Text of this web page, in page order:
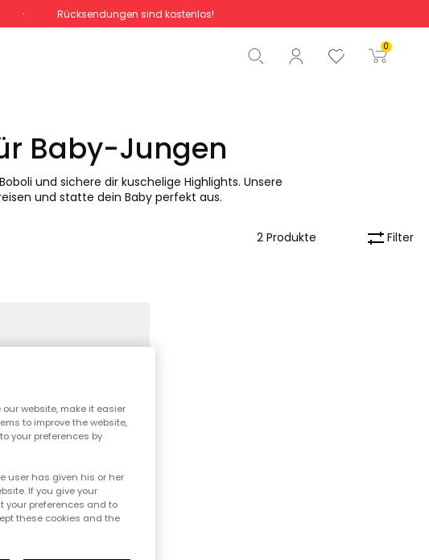
Rücksendungen sind kostenlos!
0
Gesamtbetrag 0,00 €
Start der Bestellung
Baby-Jungen
und sichere dir kuschelige Highlights. Unsere
und statte dein Baby perfekt aus.
Filter
2 Produkte
website, make it easier
to improve the website,
your preferences by
user has given his or her
If you give your
your preferences and to
these cookies and the